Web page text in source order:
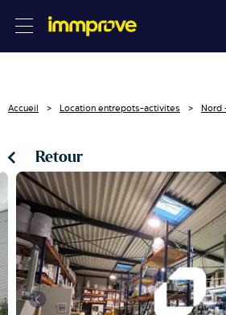
Accueil Location entrepots-activites Nord
Retour